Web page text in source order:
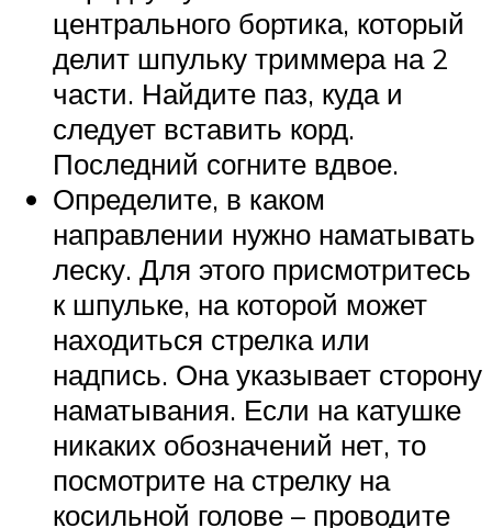
центрального бортика, который
делит шпульку триммера на 2
части. Найдите паз, куда и
следует вставить корд.
Последний согните вдвое.
Определите, в каком
направлении нужно наматывать
леску. Для этого присмотритесь
к шпульке, на которой может
находиться стрелка или
надпись. Она указывает сторону
наматывания. Если на катушке
никаких обозначений нет, то
посмотрите на стрелку на
косильной голове – проводите